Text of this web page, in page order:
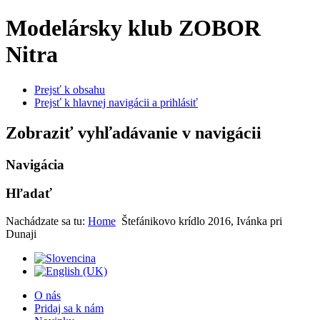
Modelársky klub ZOBOR
Nitra
Prejsť k obsahu
Prejsť k hlavnej navigácii a prihlásiť
Zobraziť vyhľadávanie v navigácii
Navigácia
Hľadať
Nachádzate sa tu: Home Štefánikovo krídlo 2016, Ivánka pri
Dunaji
O nás
Pridaj sa k nám